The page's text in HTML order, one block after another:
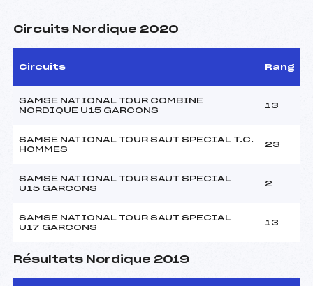
Circuits Nordique 2020
Circuits Rang
SAMSE NATIONAL TOUR COMBINE
NORDIQUE U15 GARCONS
13
SAMSE NATIONAL TOUR SAUT SPECIAL T.C.
HOMMES
23
SAMSE NATIONAL TOUR SAUT SPECIAL
U15 GARCONS
2
SAMSE NATIONAL TOUR SAUT SPECIAL
U17 GARCONS
13
Résultats Nordique 2019